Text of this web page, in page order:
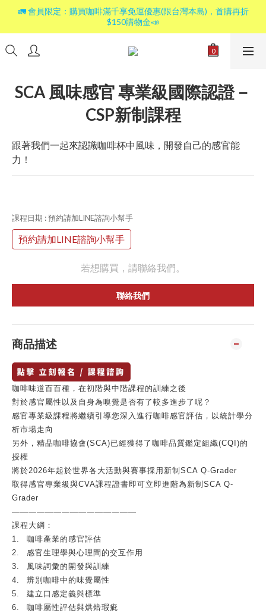
🚛 會員限定：購買咖啡滿千享免運優惠(限台灣本島)，首購再折
$150購物金📣
SCA 風味感官 專業級國際認證－
CSP新制課程
跟著我們一起來認識咖啡杯中風味，開發自己的感官能
力！
課程日期 : 預約請加LINE諮詢小幫手
預約請加LINE諮詢小幫手
若想購買，請聯絡我們。
聯絡我們
商品描述
咖啡味道百百種，在初階與中階課程的訓練之後
對於感官屬性以及自身為嗅覺是否有了較多進步了呢？
感官專業級課程將繼續引導您深入進行咖啡感官評估，以統計學分
析市場走向
另外，精品咖啡協會(SCA)已經獲得了咖啡品質鑑定組織(CQI)的
授權
將於2026年起於世界各大活動與賽事採用新制SCA Q-Grader
取得感官專業級與CVA課程證書即可立即進階為 新制SCA Q-
Grader
———————————————
課程大綱：
1.
咖啡產業的感官評估
2.
感官生理學與心理間的交互作用
3.
風味詞彙的開發與訓練
4.
辨別咖啡中的味覺屬性
5.
建立口感定義與標準
6.
咖啡屬性評估與烘焙瑕疵